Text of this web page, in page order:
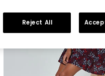
Reject All